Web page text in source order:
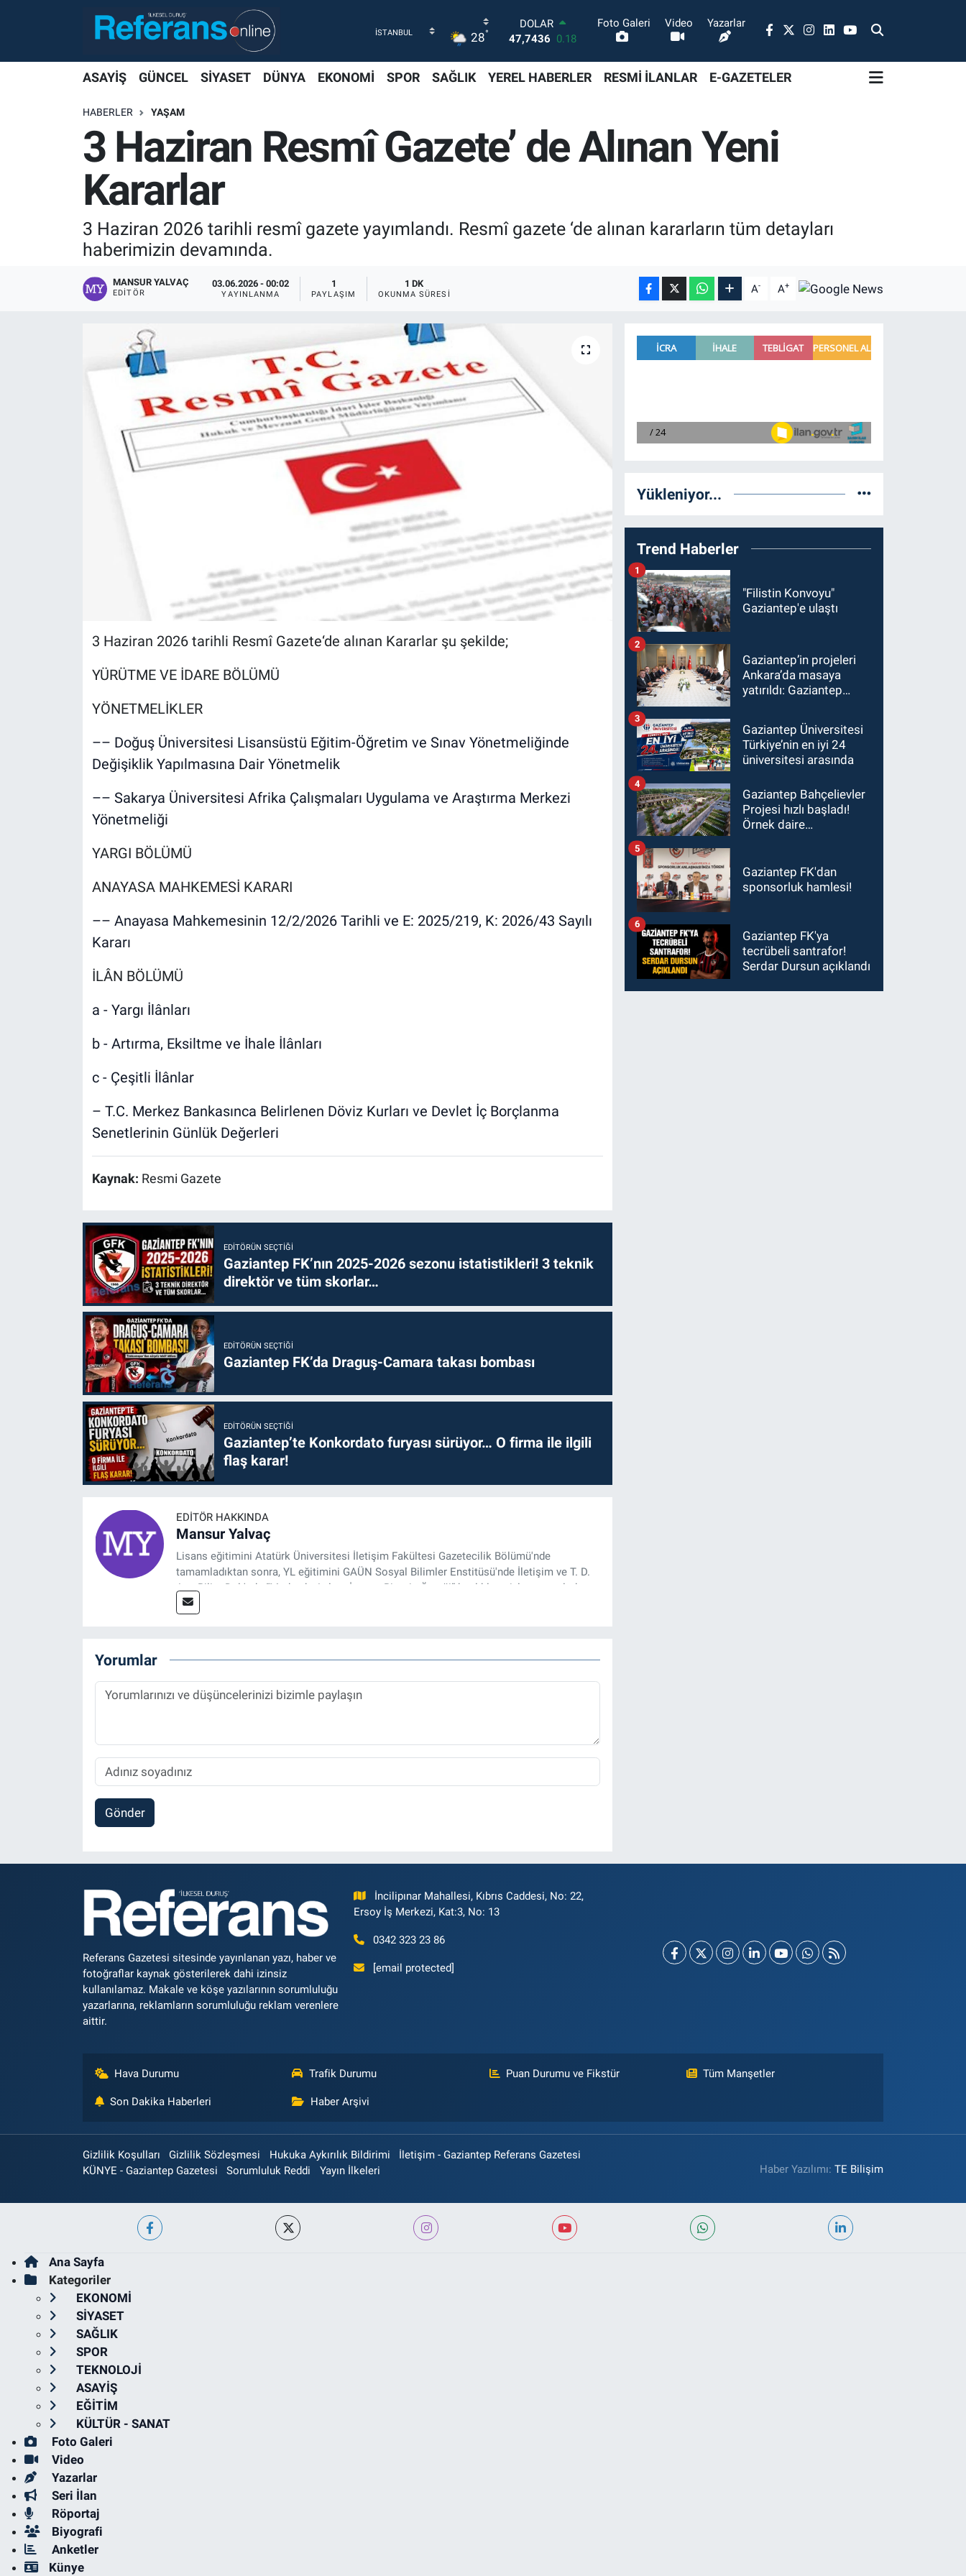
28°
DOLAR
47,7436 0.18
STERLİN
6660.55
BİST100
13.779 -14
Foto Galeri Video Yazarlar
ASAYİŞ GÜNCEL SİYASET DÜNYA EKONOMİ SPOR SAĞLIK YEREL HABERLER RESMİ İLANLAR E-GAZETELER
HABERLER YAŞAM
3 Haziran Resmî Gazete’ de Alınan Yeni
Kararlar
3 Haziran 2026 tarihli resmî gazete yayımlandı. Resmî gazete ‘de alınan kararların tüm detayları
haberimizin devamında.
MANSUR YALVAÇ
EDITÖR
03.06.2026 - 00:02
YAYINLANMA
1
PAYLAŞIM
1 DK
OKUNMA SÜRESI A- A+
3 Haziran 2026 tarihli Resmî Gazete‘de alınan Kararlar şu şekilde;
YÜRÜTME VE İDARE BÖLÜMÜ
YÖNETMELİKLER
–– Doğuş Üniversitesi Lisansüstü Eğitim-Öğretim ve Sınav Yönetmeliğinde
Değişiklik Yapılmasına Dair Yönetmelik
–– Sakarya Üniversitesi Afrika Çalışmaları Uygulama ve Araştırma Merkezi
Yönetmeliği
YARGI BÖLÜMÜ
ANAYASA MAHKEMESİ KARARI
–– Anayasa Mahkemesinin 12/2/2026 Tarihli ve E: 2025/219, K: 2026/43 Sayılı
Kararı
İLÂN BÖLÜMÜ
a - Yargı İlânları
b - Artırma, Eksiltme ve İhale İlânları
c - Çeşitli İlânlar
– T.C. Merkez Bankasınca Belirlenen Döviz Kurları ve Devlet İç Borçlanma
Senetlerinin Günlük Değerleri
Kaynak: Resmi Gazete
EDITÖRÜN SEÇTIĞI
Gaziantep FK’nın 2025-2026 sezonu istatistikleri! 3 teknik
direktör ve tüm skorlar…
EDITÖRÜN SEÇTIĞI
Gaziantep FK’da Draguş-Camara takası bombası
EDITÖRÜN SEÇTIĞI
Gaziantep’te Konkordato furyası sürüyor… O firma ile ilgili
flaş karar!
EDITÖR HAKKINDA
Mansur Yalvaç
Lisans eğitimini Atatürk Üniversitesi İletişim Fakültesi Gazetecilik Bölümü'nde
tamamladıktan sonra, YL eğitimini GAÜN Sosyal Bilimler Enstitüsü'nde İletişim ve T. D.
Ana Bilim Dalı'nda “Medyada Anlam İnşası: Bitcoin Örneği” başlıklı teziyle tamamladı.
2014 yılında başladığı profesyonel kariyerini halen Referansgazetesi.com.tr'de Güncel,
Yorumlar
Gönder
Yükleniyor...
Trend Haberler
"Filistin Konvoyu"
Gaziantep'e ulaştı
1
Gaziantep’in projeleri
Ankara’da masaya
yatırıldı: Gaziantep
Şimşek’e ziyaret!
2
Gaziantep Üniversitesi
Türkiye’nin en iyi 24
üniversitesi arasında
3
Gaziantep Bahçelievler
Projesi hızlı başladı!
Örnek daire
4
Gaziantep FK'dan
sponsorluk hamlesi!
5
Gaziantep FK'ya
tecrübeli santrafor!
Serdar Dursun açıklandı
6
Referans Gazetesi sitesinde yayınlanan yazı, haber ve
fotoğraflar kaynak gösterilerek dahi izinsiz
kullanılamaz. Makale ve köşe yazılarının sorumluluğu
yazarlarına, reklamların sorumluluğu reklam verenlere
aittir.
İncilipınar Mahallesi, Kıbrıs Caddesi, No: 22,
Ersoy İş Merkezi, Kat:3, No: 13
0342 323 23 86
[email protected]
Hava Durumu Trafik Durumu Puan Durumu ve Fikstür Tüm Manşetler
Son Dakika Haberleri Haber Arşivi
Gizlilik Koşulları Gizlilik Sözleşmesi Hukuka Aykırılık Bildirimi
İletişim - Gaziantep Referans Gazetesi
KÜNYE - Gaziantep Gazetesi
Sorumluluk Reddi Yayın İlkeleri Haber Yazılımı:TE Bilişim
Ana Sayfa
Kategoriler
EKONOMİ
SİYASET
SAĞLIK
SPOR
TEKNOLOJİ
ASAYİŞ
EĞİTİM
KÜLTÜR - SANAT
Foto Galeri
Video
Yazarlar
Seri İlan
Röportaj
Biyografi
Anketler
Künye